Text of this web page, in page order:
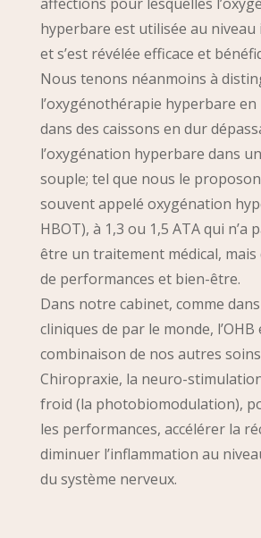
hyperbare est utilisée au
et s’est révélée efficace et
Nous tenons néanmoins à
l’oxygénothérapie hyperbare en
dans des caissons en dur
l’oxygénation hyperbare dans
souple; tel que nous le
souvent appelé oxygénation
HBOT), à 1,3 ou 1,5 ATA qui n’a
être un traitement médical, mais
de performances et bien-être.
Dans notre cabinet, comme dans
cliniques de par le monde,
combinaison de nos autres
Chiropraxie, la neuro-
froid (la photobiomodulation),
les performances, accélérer la
diminuer l’inflammation au
du système nerveux.